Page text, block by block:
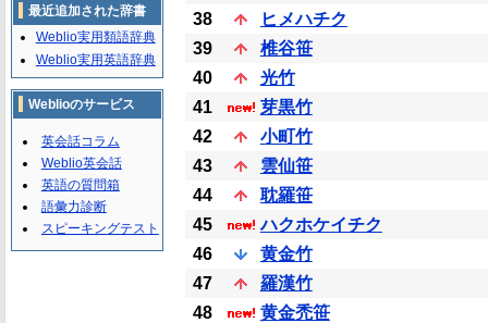
38
ヒメハチク
39
椎谷笹
40
光竹
41
芽黒竹
42
小町竹
43
雲仙笹
44
耽羅笹
45
ハクホケイチク
46
黄金竹
47
羅漢竹
48
黄金禿笹
最近追加された辞書
Weblio実用類語辞典
Weblio実用英語辞典
Weblioのサービス
英会話コラム
Weblio英会話
英語の質問箱
語彙力診断
スピーキングテスト